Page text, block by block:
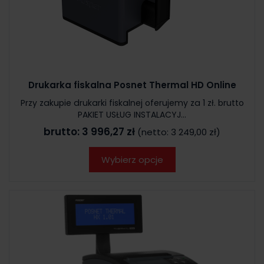
Drukarka fiskalna Posnet Thermal HD Online
Przy zakupie drukarki fiskalnej oferujemy za 1 zł. brutto
PAKIET USŁUG INSTALACYJ...
brutto: 3 996,27 zł (netto: 3 249,00 zł)
Wybierz opcje